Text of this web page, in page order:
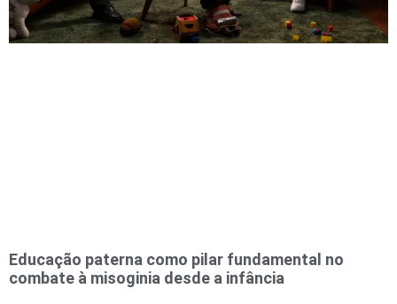
Educação paterna como pilar fundamental no
combate à misoginia desde a infância